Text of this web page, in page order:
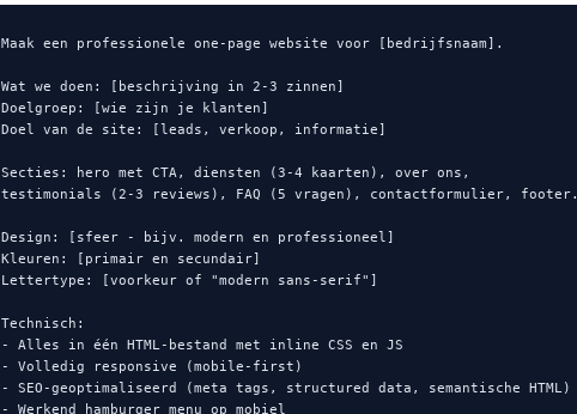
Maak een professionele one-page website voor [bedrijfsnaam].
Wat we doen: [beschrijving in 2-3 zinnen]
Doelgroep: [wie zijn je klanten]
Doel van de site: [leads, verkoop, informatie]
Secties: hero met CTA, diensten (3-4 kaarten), over ons,
testimonials (2-3 reviews), FAQ (5 vragen), contactformulier, footer.
Design: [sfeer - bijv. modern en professioneel]
Kleuren: [primair en secundair]
Lettertype: [voorkeur of "modern sans-serif"]
Technisch:
- Alles in één HTML-bestand met inline CSS en JS
- Volledig responsive (mobile-first)
- SEO-geoptimaliseerd (meta tags, structured data, semantische HTML)
- Werkend hamburger menu op mobiel